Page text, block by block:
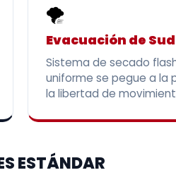
🌪️
Evacuación de
Sistema de secado
uniforme se pegue a la
la libertad de
ESTÁNDAR